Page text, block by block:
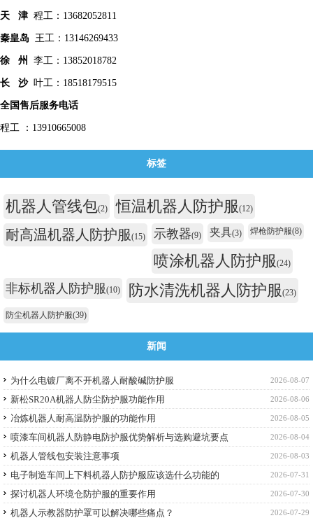
天 津 程工：13682052811
秦皇岛 王工：13146269433
徐 州 李工：13852018782
长 沙叶工：18518179515
全国售后服务电话
程工 ：13910665008
标签
机器人管线包(2) 恒温机器人防护服(12)
耐高温机器人防护服(15) 示教器(9) 夹具(3) 焊枪防护服(8)
喷涂机器人防护服(24)
非标机器人防护服(10) 防水清洗机器人防护服(23)
防尘机器人防护服(39)
新闻
2026-08-07
为什么电镀厂离不开机器人耐酸碱防护服
2026-08-06
新松SR20A机器人防尘防护服功能作用
2026-08-05
冶炼机器人耐高温防护服的功能作用
2026-08-04
喷漆车间机器人防静电防护服优势解析与选购避坑要点
2026-08-03
机器人管线包安装注意事项
2026-07-31
电子制造车间上下料机器人防护服应该选什么功能的
2026-07-30
探讨机器人环境仓防护服的重要作用
2026-07-29
机器人示教器防护罩可以解决哪些痛点？